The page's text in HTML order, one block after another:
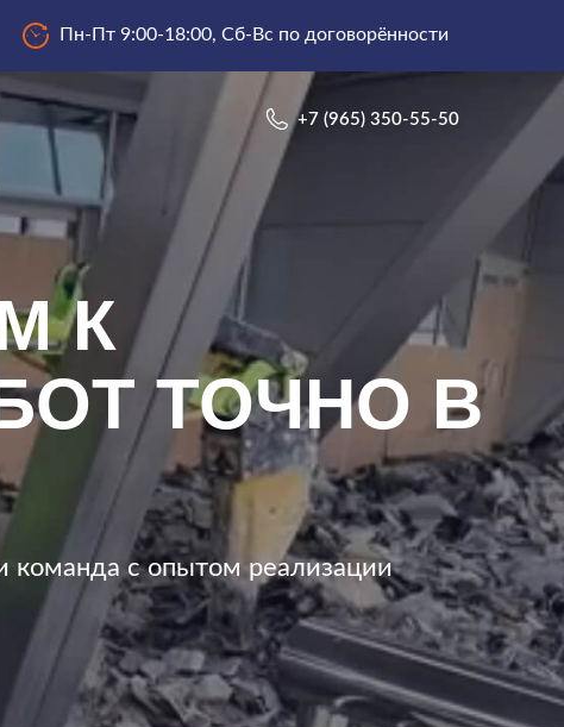
Пн-Пт 9:00-18:00, Сб-Вс по договорённости
+7 (965) 350-55-50
К
ТОЧНО В
команда с опытом реализации
+7 (965) 350-55-50